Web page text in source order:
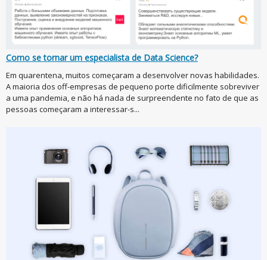
Como se tornar um especialista de Data Science?
Em quarentena, muitos começaram a desenvolver novas habilidades.
A maioria dos off-empresas de pequeno porte dificilmente sobreviver
a uma pandemia, e não há nada de surpreendente no fato de que as
pessoas começaram a interessar-s...